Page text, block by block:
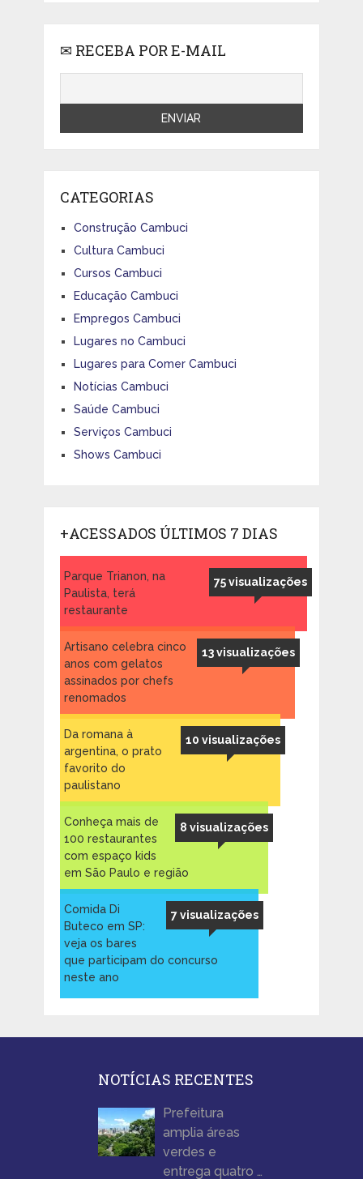
✉ RECEBA POR E-MAIL
CATEGORIAS
Construção Cambuci
Cultura Cambuci
Cursos Cambuci
Educação Cambuci
Empregos Cambuci
Lugares no Cambuci
Lugares para Comer Cambuci
Notícias Cambuci
Saúde Cambuci
Serviços Cambuci
Shows Cambuci
+ACESSADOS ÚLTIMOS 7 DIAS
75 visualizações
Parque Trianon, na
Paulista, terá
restaurante
13 visualizações
Artisano celebra cinco
anos com gelatos
assinados por chefs
renomados
10 visualizações
Da romana à
argentina, o prato
favorito do
paulistano
8 visualizações
Conheça mais de
100 restaurantes
com espaço kids
em São Paulo e região
7 visualizações
Comida Di
Buteco em SP:
veja os bares
que participam do concurso
neste ano
NOTÍCIAS RECENTES
Prefeitura
amplia áreas
verdes e
entrega quatro …